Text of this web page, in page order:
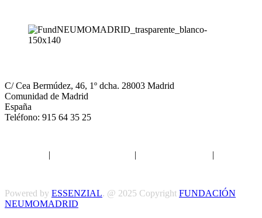
C/ Cea Bermúdez, 46, 1º dcha. 28003 Madrid
Comunidad de Madrid
España
Teléfono: 915 64 35 25
| | |
Powered by ESSENZIAL. @ 2025 Copyright FUNDACIÓN
NEUMOMADRID